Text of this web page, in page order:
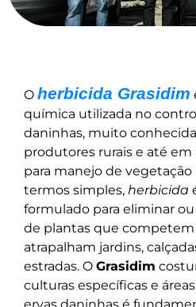
O herbicida Grasidim
química utilizada no
daninhas, muito
produtores rurais e até
para manejo de vegetação
termos simples, herbicida
formulado para eliminar
de plantas que
atrapalham jardins,
estradas. O Grasidim
culturas específicas e